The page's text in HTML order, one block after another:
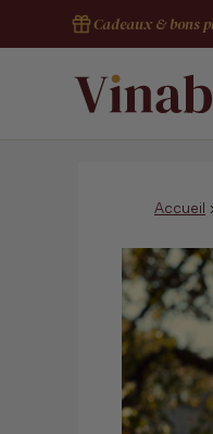
Cadeaux & bons
Accueil